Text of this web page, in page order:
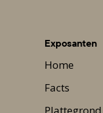
Exposanten
Home
Facts
Plattegrond